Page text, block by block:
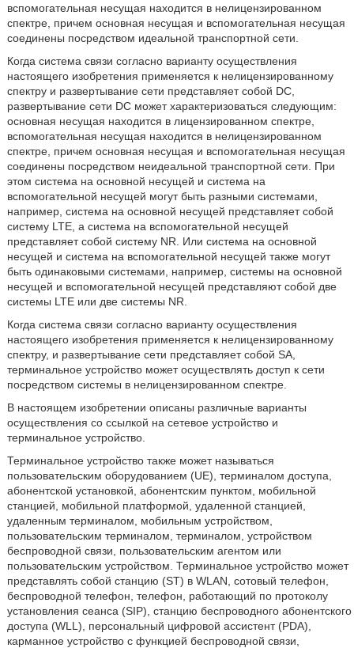
вспомогательная несущая находится в нелицензированном
спектре, причем основная несущая и вспомогательная несущая
соединены посредством идеальной транспортной сети.
Когда система связи согласно варианту осуществления
настоящего изобретения применяется к нелицензированному
спектру и развертывание сети представляет собой DC,
развертывание сети DC может характеризоваться следующим:
основная несущая находится в лицензированном спектре,
вспомогательная несущая находится в нелицензированном
спектре, причем основная несущая и вспомогательная несущая
соединены посредством неидеальной транспортной сети. При
этом система на основной несущей и система на
вспомогательной несущей могут быть разными системами,
например, система на основной несущей представляет собой
систему LTE, а система на вспомогательной несущей
представляет собой систему NR. Или система на основной
несущей и система на вспомогательной несущей также могут
быть одинаковыми системами, например, системы на основной
несущей и вспомогательной несущей представляют собой две
системы LTE или две системы NR.
Когда система связи согласно варианту осуществления
настоящего изобретения применяется к нелицензированному
спектру, и развертывание сети представляет собой SA,
терминальное устройство может осуществлять доступ к сети
посредством системы в нелицензированном спектре.
В настоящем изобретении описаны различные варианты
осуществления со ссылкой на сетевое устройство и
терминальное устройство.
Терминальное устройство также может называться
пользовательским оборудованием (UE), терминалом доступа,
абонентской установкой, абонентским пунктом, мобильной
станцией, мобильной платформой, удаленной станцией,
удаленным терминалом, мобильным устройством,
пользовательским терминалом, терминалом, устройством
беспроводной связи, пользовательским агентом или
пользовательским устройством. Терминальное устройство может
представлять собой станцию (ST) в WLAN, сотовый телефон,
беспроводной телефон, телефон, работающий по протоколу
установления сеанса (SIP), станцию беспроводного абонентского
доступа (WLL), персональный цифровой ассистент (PDA),
карманное устройство с функцией беспроводной связи,